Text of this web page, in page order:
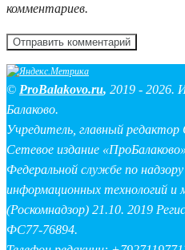
комментариев.
© ProBalakovo.ru, 2019 - 2026.
Балаково.
Учредитель, главный
Сетевое издание
Федеральной службе по надзору
информационных технологий и
(Роскомнадзор) 21.10. 2019
ФС77-76894.